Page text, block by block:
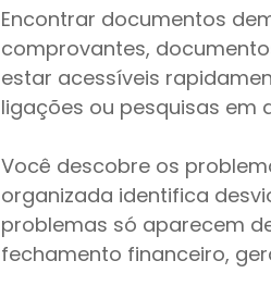
Encontrar documentos
comprovantes,
estar acessíveis
ligações ou pesquisas em
Você descobre os
organizada identifica
problemas só aparecem
fechamento financeiro,